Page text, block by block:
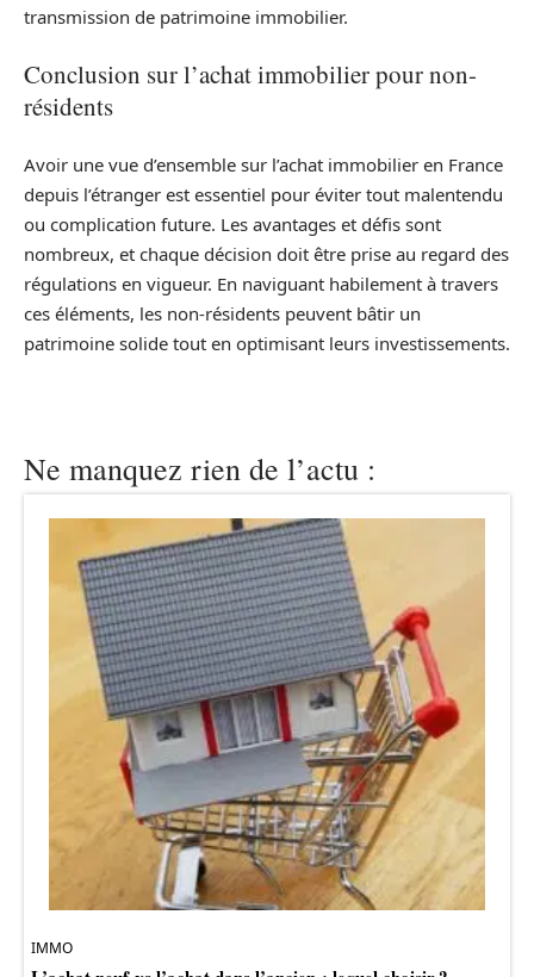
transmission de patrimoine immobilier.
Conclusion sur l’achat immobilier pour non-
résidents
Avoir une vue d’ensemble sur l’achat immobilier en France
depuis l’étranger est essentiel pour éviter tout malentendu
ou complication future. Les avantages et défis sont
nombreux, et chaque décision doit être prise au regard des
régulations en vigueur. En naviguant habilement à travers
ces éléments, les non-résidents peuvent bâtir un
patrimoine solide tout en optimisant leurs investissements.
Ne manquez rien de l’actu :
IMMO